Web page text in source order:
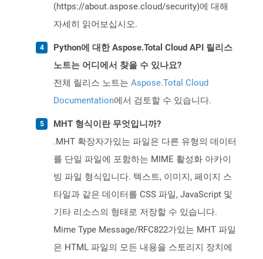
(https://about.aspose.cloud/security)에 대해
자세히 읽어보십시오.
Python에 대한 Aspose.Total Cloud API 릴리스
노트는 어디에서 찾을 수 있나요?
전체 릴리스 노트는 Aspose.Total Cloud
Documentation에서 검토할 수 있습니다.
MHT 형식이란 무엇입니까?
.MHT 확장자가있는 파일은 다른 유형의 데이터
를 단일 파일에 포함하는 MIME 활성화 아카이
빙 파일 형식입니다. 텍스트, 이미지, 페이지 스
타일과 같은 데이터를 CSS 파일, JavaScript 및
기타 리소스의 형태로 저장할 수 있습니다.
Mime Type Message/RFC822가있는 MHT 파일
은 HTML 파일의 모든 내용을 스토리지 장치에